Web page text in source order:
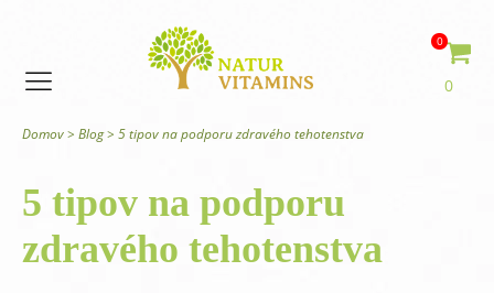
0
0
Domov> Blog> 5 tipov na podporu zdravého tehotenstva
5 tipov na podporu
zdravého tehotenstva